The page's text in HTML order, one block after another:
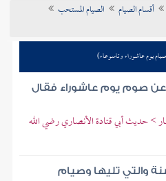
أقسام الصيام
الصيام المستحب
يوم عاشوراء وتاسوعاء)
صوم يوم عاشوراء فقال
> حديث أبي قتادة الأنصاري رضي الله
والتي تليها وصيام